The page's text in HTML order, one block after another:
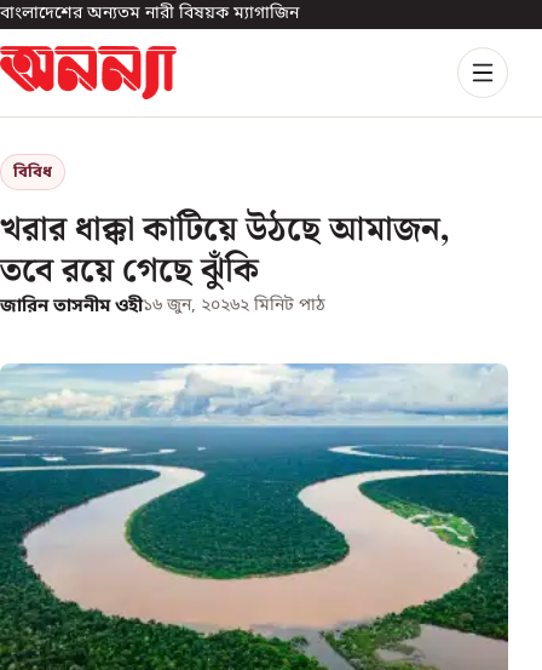
বাংলাদেশের অন্যতম নারী বিষয়ক ম্যাগাজিন
বিবিধ
খরার ধাক্কা কাটিয়ে উঠছে আমাজন,
তবে রয়ে গেছে ঝুঁকি
জারিন তাসনীম ওহী১৬ জুন, ২০২৬২ মিনিট পাঠ